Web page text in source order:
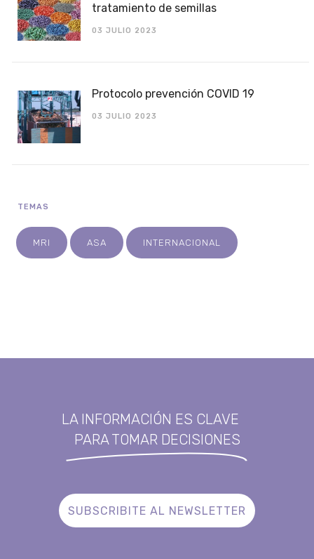
tratamiento de semillas
03 JULIO 2023
Protocolo prevención COVID 19
03 JULIO 2023
TEMAS
MRI ASA INTERNACIONAL
LA INFORMACIÓN ES CLAVE
PARA TOMAR DECISIONES
SUBSCRIBITE AL NEWSLETTER